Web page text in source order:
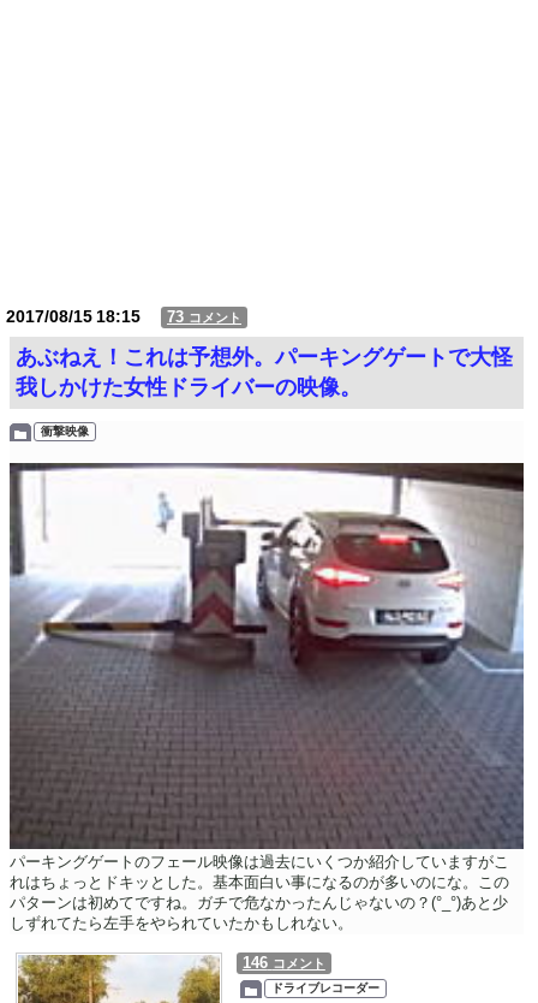
2017/08/1518:15 73 コメント
あぶねえ！これは予想外。パーキングゲートで大怪
我しかけた女性ドライバーの映像。
衝撃映像
パーキングゲートのフェール映像は過去にいくつか紹介していますがこ
れはちょっとドキッとした。基本面白い事になるのが多いのにな。この
パターンは初めてですね。ガチで危なかったんじゃないの？(°_°)あと少
しずれてたら左手をやられていたかもしれない。
146 コメント
ドライブレコーダー